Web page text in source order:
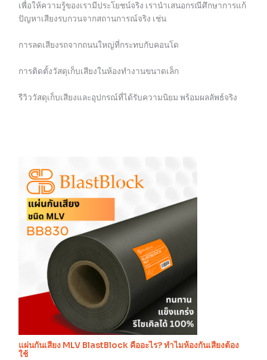
เพื่อให้ความรู้ของเรามีประโยชน์จริง เรานำเสนอกรณีศึกษาการแก้
ปัญหาเสียงรบกวนจากสถานการณ์จริง เช่น
การลดเสียงรถจากถนนใหญ่ที่กระทบกับคอนโด
การติดตั้งวัสดุเก็บเสียงในห้องทำงานขนาดเล็ก
รีวิววัสดุเก็บเสียงและอุปกรณ์ที่ได้รับความนิยม พร้อมผลลัพธ์จริง
แผ่นกันเสียง MLV BlastBlock คืออะไร? ทำไมห้องกันเสียงต้อง
ใช้